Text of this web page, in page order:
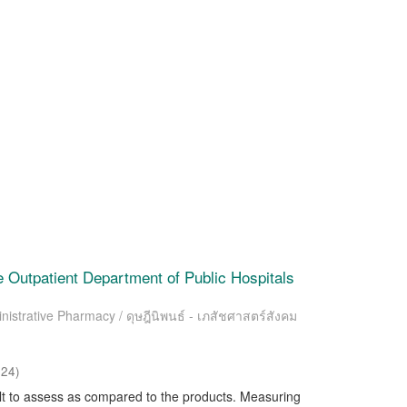
Department of Public Hospitals
Pharmacy / ดุษฎีนิพนธ์ - เภสัชศาสตร์สังคม
)
assess as compared to the products. Measuring